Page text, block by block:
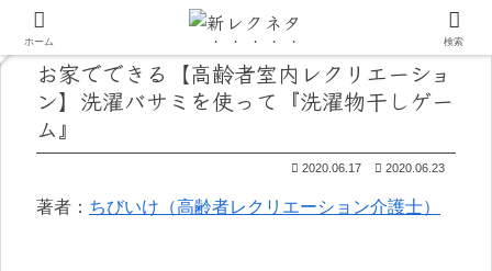
お家でできる【高齢者室内レクリエーショ
ン】洗濯バサミを使って『洗濯物干しゲー
ム』
2020.06.17 2020.06.23
著者： ちびいけ（高齢者レクリエーション介護士）
ホーム 検索